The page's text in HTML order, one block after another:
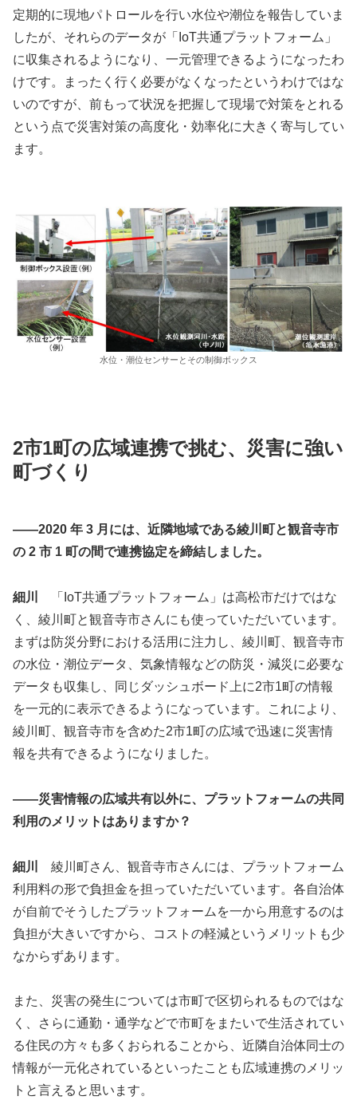
定期的に現地パトロールを行い水位や潮位を報告していま
したが、それらのデータが「IoT共通プラットフォーム」
に収集されるようになり、一元管理できるようになったわ
けです。まったく行く必要がなくなったというわけではな
いのですが、前もって状況を把握して現場で対策をとれる
という点で災害対策の高度化・効率化に大きく寄与してい
ます。
水位・潮位センサーとその制御ボックス
2市1町の広域連携で挑む、災害に強い
町づくり
――2020 年 3 月には、近隣地域である綾川町と観音寺市
の 2 市 1 町の間で連携協定を締結しました。
細川
「IoT共通プラットフォーム」は高松市だけではな
く、綾川町と観音寺市さんにも使っていただいています。
まずは防災分野における活用に注力し、綾川町、観音寺市
の水位・潮位データ、気象情報などの防災・減災に必要な
データも収集し、同じダッシュボード上に2市1町の情報
を一元的に表示できるようになっています。これにより、
綾川町、観音寺市を含めた2市1町の広域で迅速に災害情
報を共有できるようになりました。
――災害情報の広域共有以外に、プラットフォームの共同
利用のメリットはありますか？
細川
綾川町さん、観音寺市さんには、プラットフォーム
利用料の形で負担金を担っていただいています。各自治体
が自前でそうしたプラットフォームを一から用意するのは
負担が大きいですから、コストの軽減というメリットも少
なからずあります。
また、災害の発生については市町で区切られるものではな
く、さらに通勤・通学などで市町をまたいで生活されてい
る住民の方々も多くおられることから、近隣自治体同士の
情報が一元化されているといったことも広域連携のメリッ
トと言えると思います。